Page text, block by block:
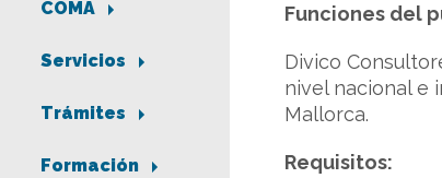
COMA
Servicios
Trámites
Formación
Funciones del
Divico
nivel nacional e
Mallorca.
Requisitos: